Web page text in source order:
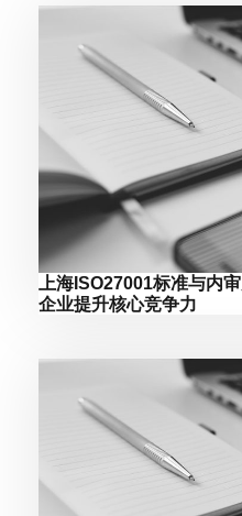
上海ISO27001标准与内
企业提升核心竞争力